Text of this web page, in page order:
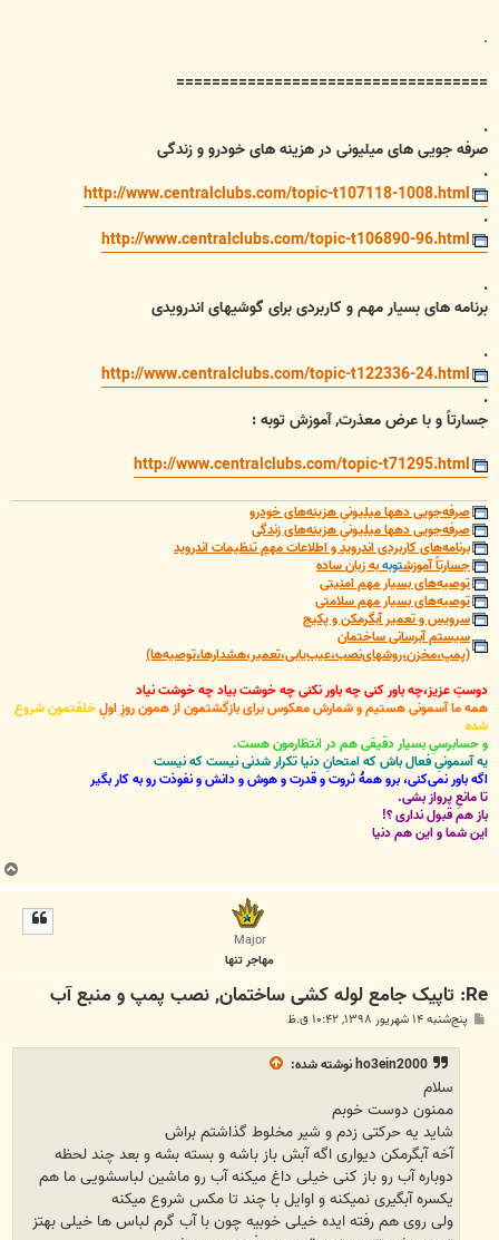
===================================
صرفه جویی های میلیونی در هزینه های خودرو و زندگی
http://www.centralclubs.com/topic-t107118-1008.html
http://www.centralclubs.com/topic-t106890-96.html
برنامه های بسیار مهم و کاربردی برای گوشیهای اندرویدی
http://www.centralclubs.com/topic-t122336-24.html
جسارتاً و با عرض معذرت, آموزش توبه :
http://www.centralclubs.com/topic-t71295.html
صرفه‌جویی دهها میلیونیِ هزینه‌های خودرو
صرفه‌جویی دهها میلیونیِ هزینه‌های زندگی
برنامه‌های کاربردی اندروید و اطلاعات مهمِ تنظیمات اندروید
جسارتاً آموزشتوبهبه زبان ساده
توصیه‌های بسیار مهم امنیتی
توصیه‌های بسیار مهم سلامتی
سرویس و تعمیر آبگرمکن و پکیج
سیستم آبرسانی ساختمان
(پمپ،مخزن،روشهای‌نصب،عیب‌یابی،تعمیر،هشدارها،توصیه‌ها)
دوستِ عزیز،چه باور کنی چه باور نکنی چه خوشت بیاد چه خوشت نیاد
همه ما آسمونی هستیم و شمارش معکوس برای بازگشتمون از همون روزِ اولِخلقتمون شروع
شده
و حسابرسیِ بسیار دقیقی هم در انتظارمون هست.
یه آسمونیِ فعال باش که امتحانِ دنیا تکرار شدنی نیست که نیست
اگه باور نمی‌کنی، برو همۀ ثروت و قدرت و هوش و دانش و نفوذت رو به کار بگیر
تا مانعِ پرواز بشی.
باز هم قبول نداری ؟!
این شما و این هم دنیا
ب
ا
Major
مهاجر تنها
Re: تاپیک جامع لوله کشی ساختمان, نصب پمپ و منبع آب
پ پنج‌شنبه ۱۴ شهریور ۱۳۹۸, ۱۰:۴۲ ق.ظ
ho3ein2000نوشته شده:
سلام
ممنون دوست خوبم
شاید یه حرکتی زدم و شیر مخلوط گذاشتم براش
آخه آبگرمکن دیواری اگه آبش باز باشه و بسته بشه و بعد چند لحظه
دوباره آب رو باز کنی خیلی داغ میکنه آب رو ماشین لباسشویی ما هم
یکسره آبگیری نمیکنه و اوایل با چند تا مکس شروع میکنه
ولی روی هم رفته ایده خیلی خوبیه چون با آب گرم لباس ها خیلی بهتز